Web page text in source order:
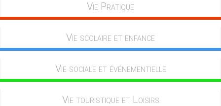
Vie Pratique
Vie scolaire et enfance
Vie sociale et événementielle
Vie touristique et Loisirs